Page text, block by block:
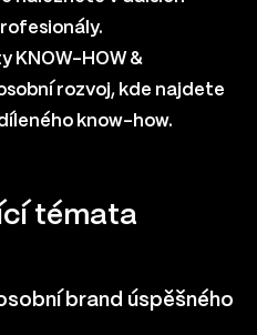
.
KNOW-HOW &
rozvoj, kde najdete
know-how.
témata
brand úspěšného